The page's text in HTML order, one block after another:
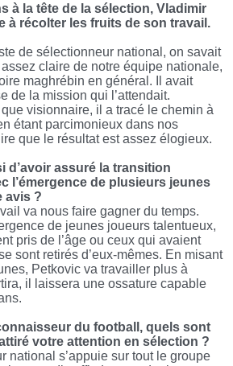
à la tête de la sélection, Vladimir
à récolter les fruits de son travail.
de sélectionneur national, on savait
claire de notre équipe nationale,
maghrébin en général. Il avait
de la mission qui l’attendait.
visionnaire, il a tracé le chemin à
étant parcimonieux dans nos
que le résultat est assez élogieux.
d’avoir assuré la transition
l’émergence de plusieurs jeunes
avis ?
va nous faire gagner du temps.
de jeunes joueurs talentueux,
pris de l’âge ou ceux qui avaient
sont retirés d’eux-mêmes. En misant
Petkovic va travailler plus à
il laissera une ossature capable
du football, quels sont
votre attention en sélection ?
national s’appuie sur tout le groupe